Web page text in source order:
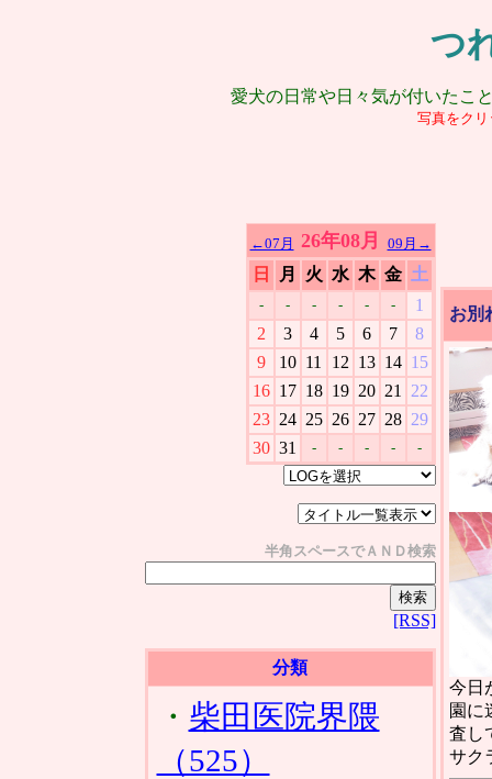
つ
愛犬の日常や日々気が付いたこ
写真をク
←07月 26年08月 09月→
日 月 火 水 木 金 土
- - - - - -
1
2
3 4 5 6 7
8
9
10 11 12 13 14 15
16 17 18 19 20 21
22
23 24 25 26 27 28 29
30 31 - - - - -
半角スペースでＡＮＤ検索
[RSS]
分類
・ 柴田医院界隈
（525）
お別
今日
園に
査し
サク